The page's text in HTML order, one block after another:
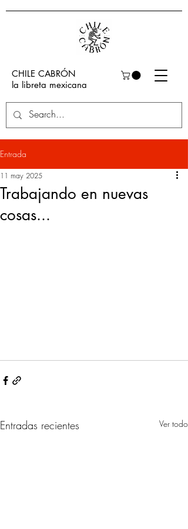
CHILE CABRÓN
la libreta mexicana
Entrada
Trabajando en nuevas
cosas...
11 may 2025
Entradas recientes Ver todo